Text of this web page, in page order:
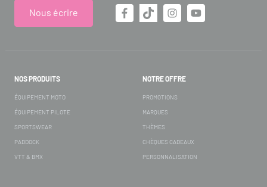
Nous écrire
NOS PRODUITS
ÉQUIPEMENT MOTO
ÉQUIPEMENT PILOTE
SPORTSWEAR
PADDOCK
VTT & BMX
NOTRE OFFRE
PROMOTIONS
MARQUES
THÈMES
CHÈQUES CADEAUX
PERSONNALISATION